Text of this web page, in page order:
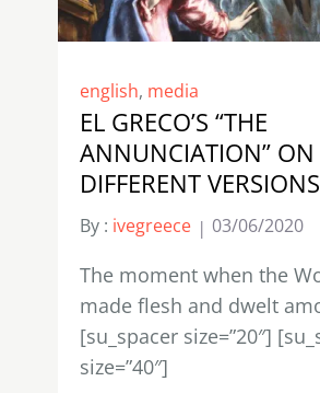
english, media
EL GRECO’S “THE
ANNUNCIATION” ON
DIFFERENT VERSIONS
By : ivegreece 03/06/2020
Τhe moment when the
made flesh and dwelt
[su_spacer size=”20″]
size=”40″]